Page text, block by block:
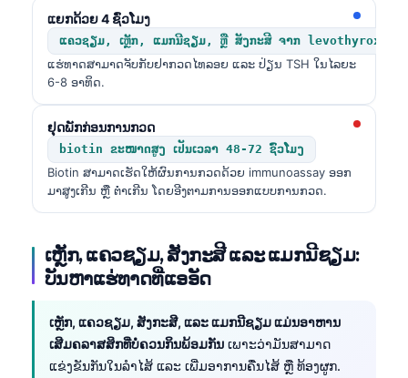
ແຍກດ້ວຍ 4 ຊົ່ວໂມງ
ແຄວຊຽມ, ເຫຼັກ, ແມກນີຊຽມ, ຫຼື ສັງກະສີ ຈາກ levothyroxine
ແຮ່ທາດສາມາດຈັບກັບຢາກວດໄທລອຍ ແລະ ປ່ຽນ TSH ໃນໄລຍະ
6-8 ອາທິດ.
ຢຸດພັກກ່ອນການກວດ
biotin ຂະໜາດສູງ ເປັນເວລາ 48-72 ຊົ່ວໂມງ
Biotin ສາມາດເຮັດໃຫ້ຜົນການກວດດ້ວຍ immunoassay ອອກ
ມາສູງເກີນ ຫຼື ຕ່ຳເກີນ ໂດຍອີງຕາມການອອກແບບການກວດ.
ເຫຼັກ, ແຄວຊຽມ, ສັງກະສີ ແລະ ແມກນີຊຽມ:
ບັນຫາແຮ່ທາດທີ່ແອອັດ
ເຫຼັກ, ແຄວຊຽມ, ສັງກະສີ, ແລະ ແມກນີຊຽມ ແມ່ນອາຫານ
ເສີມຄລາສສິກທີ່ບໍ່ຄວນກິນພ້ອມກັນ ເພາະວ່າມັນສາມາດ
ແຂ່ງຂັນກັນໃນລຳໄສ້ ແລະ ເພີ່ມອາການຄື່ນໄສ້ ຫຼື ທ້ອງຜູກ.